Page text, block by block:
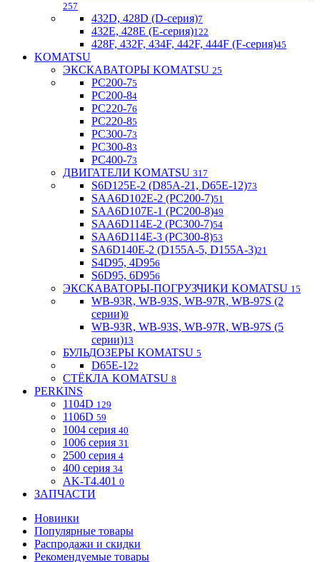
257
432D, 428D (D-серия)7
432E, 428E (E-серия)122
428F, 432F, 434F, 442F, 444F (F-серия)45
KOMATSU
ЭКСКАВАТОРЫ KOMATSU 25
PC200-75
PC200-84
PC220-76
PC220-85
PC300-73
PC300-83
PC400-73
ДВИГАТЕЛИ KOMATSU 317
S6D125E-2 (D85A-21, D65E-12)73
SAA6D102E-2 (PC200-7)51
SAA6D107E-1 (PC200-8)49
SAA6D114E-2 (PC300-7)54
SAA6D114E-3 (PC300-8)53
SA6D140E-2 (D155A-5, D155A-3)21
S4D95, 4D956
S6D95, 6D956
ЭКСКАВАТОРЫ-ПОГРУЗЧИКИ KOMATSU 15
WB-93R, WB-93S, WB-97R, WB-97S (2
серии)0
WB-93R, WB-93S, WB-97R, WB-97S (5
серии)13
БУЛЬДОЗЕРЫ KOMATSU 5
D65E-122
СТЁКЛА KOMATSU 8
PERKINS
1104D 129
1106D 59
1004 серия 40
1006 серия 31
2500 серия 4
400 серия 34
AK-T4.401 0
ЗАПЧАСТИ
Новинки
Популярные товары
Распродажи и скидки
Рекомендуемые товары